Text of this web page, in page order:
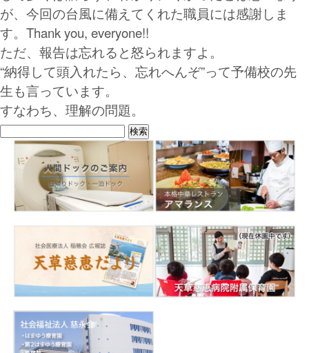
が、今回の台風に備えてくれた職員には感謝しま
す。Thank you, everyone!!
ただ、報告は忘れると怒られますよ。
“納得して頭入れたら、忘れへんぞ”って予備校の先
生も言っています。
すなわち、理解の問題。
検
索: